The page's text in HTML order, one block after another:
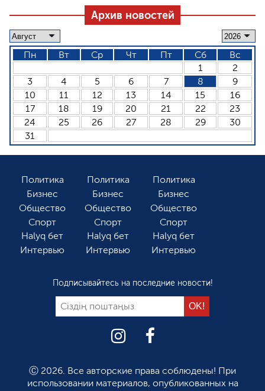
Архив новостей
Пн Вт Ср Чт Пт Сб
Вс
1
2
3
4 5 6 7 8
9
10
11 12 13 14 15
16
17
18 19 20 21 22
23
24
25 26 27 28 29
30
31
Политика
Бизнес
Общество
Спорт
Halyq бет
Интервью
Политика
Бизнес
Общество
Спорт
Halyq бет
Интервью
Политика
Бизнес
Общество
Спорт
Halyq бет
Интервью
Подписывайтесь на последние новости!
Ⓒ 2026. Все авторские права соблюдены! При
использовании материалов, опубликованных на